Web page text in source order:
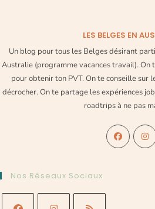
LES BELGES EN
Un blog pour tous les Belges désirant
Australie (programme vacances travail).
pour obtenir ton PVT. On te conseille sur
décrocher. On te partage les expériences
roadtrips à ne pas
Nos Réseaux Sociaux